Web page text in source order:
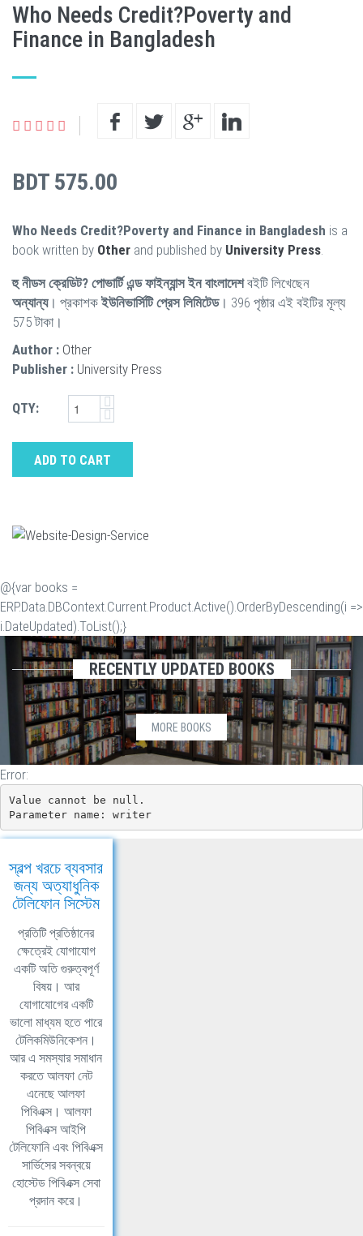
Who Needs Credit?Poverty and
Finance in Bangladesh
BDT 575.00
Who Needs Credit?Poverty and Finance in Bangladesh is a
book written by Other and published by University Press
হু নীডস ক্রেডিট? পোভার্টি এন্ড ফাইন্যান্স ইন বাংলাদেশবইটি লিখেছেন
অন্যান্য। প্রকাশকইউনিভার্সিটি প্রেস লিমিটেড। 396 পৃষ্ঠার এই বইটির মূল্য
575 টাকা।
Author : Other
Publisher : University Press
QTY:
ADD TO CART
@{var books =
ERP.Data.DBContext.Current.Product.Active().OrderByDescending(i =>
i.DateUpdated).ToList();}
RECENTLY UPDATED BOOKS
MORE BOOKS
Error:
Value cannot be null.
Parameter name: writer
স্বল্প খরচে ব্যবসার
জন্য অত্যাধুনিক
টেলিফোন সিস্টেম
প্রতিটি প্রতিষ্ঠানের
ক্ষেত্রেই যোগাযোগ
একটি অতি গুরুত্বপূর্ণ
বিষয়। আর
যোগাযোগের একটি
ভালো মাধ্যম হতে পারে
টেলিকমিউনিকেশন।
আর এ সমস্যার সমাধান
করতে আলফা নেট
এনেছে আলফা
পিবিএক্স। আলফা
পিবিএক্স আইপি
টেলিফোনি এবং পিবিএক্স
সার্ভিসের সবন্বয়ে
হোস্টেড পিবিএক্স সেবা
প্রদান করে।